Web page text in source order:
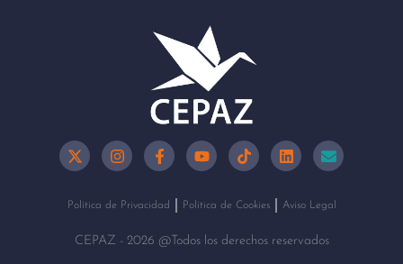
Política de Privacidad Política de Cookies Aviso Legal
CEPAZ - 2026 @Todos los derechos reservados